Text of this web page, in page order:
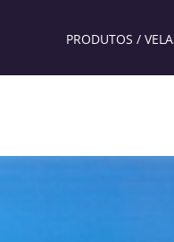
PRODUTOS /